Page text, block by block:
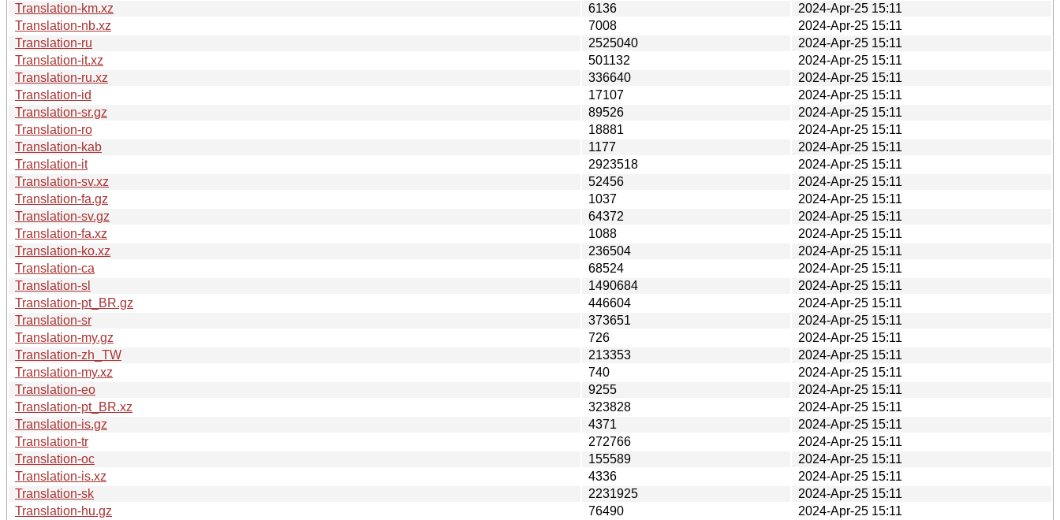
Translation-km.xz
6136
2024-Apr-25 15:11
Translation-nb.xz
7008
2024-Apr-25 15:11
Translation-ru
2525040
2024-Apr-25 15:11
Translation-it.xz
501132
2024-Apr-25 15:11
Translation-ru.xz
336640
2024-Apr-25 15:11
Translation-id
17107
2024-Apr-25 15:11
Translation-sr.gz
89526
2024-Apr-25 15:11
Translation-ro
18881
2024-Apr-25 15:11
Translation-kab
1177
2024-Apr-25 15:11
Translation-it
2923518
2024-Apr-25 15:11
Translation-sv.xz
52456
2024-Apr-25 15:11
Translation-fa.gz
1037
2024-Apr-25 15:11
Translation-sv.gz
64372
2024-Apr-25 15:11
Translation-fa.xz
1088
2024-Apr-25 15:11
Translation-ko.xz
236504
2024-Apr-25 15:11
Translation-ca
68524
2024-Apr-25 15:11
Translation-sl
1490684
2024-Apr-25 15:11
Translation-pt_BR.gz
446604
2024-Apr-25 15:11
Translation-sr
373651
2024-Apr-25 15:11
Translation-my.gz
726
2024-Apr-25 15:11
Translation-zh_TW
213353
2024-Apr-25 15:11
Translation-my.xz
740
2024-Apr-25 15:11
Translation-eo
9255
2024-Apr-25 15:11
Translation-pt_BR.xz
323828
2024-Apr-25 15:11
Translation-is.gz
4371
2024-Apr-25 15:11
Translation-tr
272766
2024-Apr-25 15:11
Translation-oc
155589
2024-Apr-25 15:11
Translation-is.xz
4336
2024-Apr-25 15:11
Translation-sk
2231925
2024-Apr-25 15:11
Translation-hu.gz
76490
2024-Apr-25 15:11